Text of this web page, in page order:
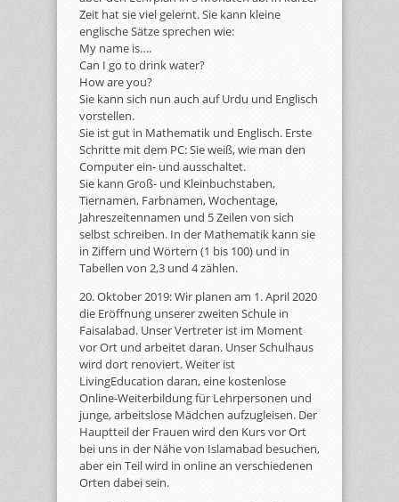
Zeit hat sie viel gelernt. Sie kann kleine
englische Sätze sprechen wie:
My name is….
Can I go to drink water?
How are you?
Sie kann sich nun auch auf Urdu und Englisch
vorstellen.
Sie ist gut in Mathematik und Englisch. Erste
Schritte mit dem PC: Sie weiß, wie man den
Computer ein- und ausschaltet.
Sie kann Groß- und Kleinbuchstaben,
Tiernamen, Farbnamen, Wochentage,
Jahreszeitennamen und 5 Zeilen von sich
selbst schreiben. In der Mathematik kann sie
in Ziffern und Wörtern (1 bis 100) und in
Tabellen von 2,3 und 4 zählen.
20. Oktober 2019: Wir planen am 1. April 2020
die Eröffnung unserer zweiten Schule in
Faisalabad. Unser Vertreter ist im Moment
vor Ort und arbeitet daran. Unser Schulhaus
wird dort renoviert. Weiter ist
LivingEducation daran, eine kostenlose
Online-Weiterbildung für Lehrpersonen und
junge, arbeitslose Mädchen aufzugleisen. Der
Hauptteil der Frauen wird den Kurs vor Ort
bei uns in der Nähe von Islamabad besuchen,
aber ein Teil wird in online an verschiedenen
Orten dabei sein.